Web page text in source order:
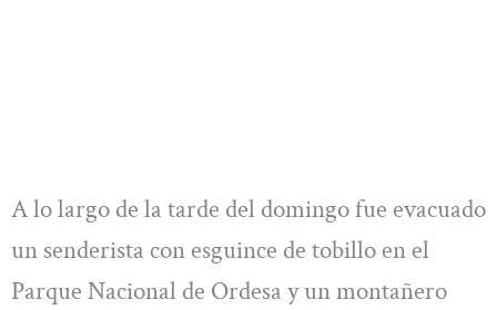
A lo largo de la tarde del domingo fue evacuado
un senderista con esguince de tobillo en el
Parque Nacional de Ordesa y un montañero